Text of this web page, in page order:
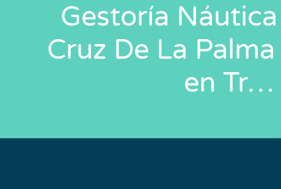
Gestoría
Cruz De La
en Tr…